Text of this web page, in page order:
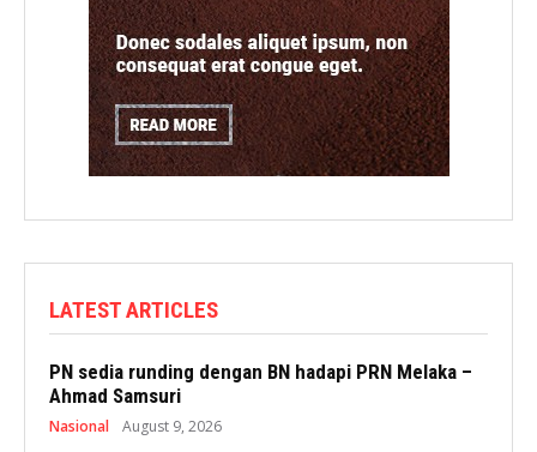
LATEST ARTICLES
PN sedia runding dengan BN hadapi PRN Melaka –
Ahmad Samsuri
Nasional August 9, 2026